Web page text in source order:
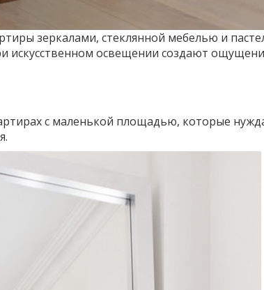
зеркалами, стеклянной мебелью и
искусственном освещении создают
с маленькой площадью, которые